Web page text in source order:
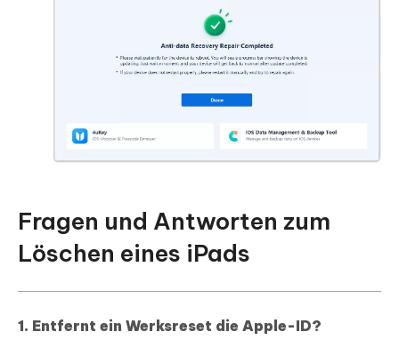
Fragen und Antworten zum
Löschen eines iPads
1. Entfernt ein Werksreset die Apple-ID?